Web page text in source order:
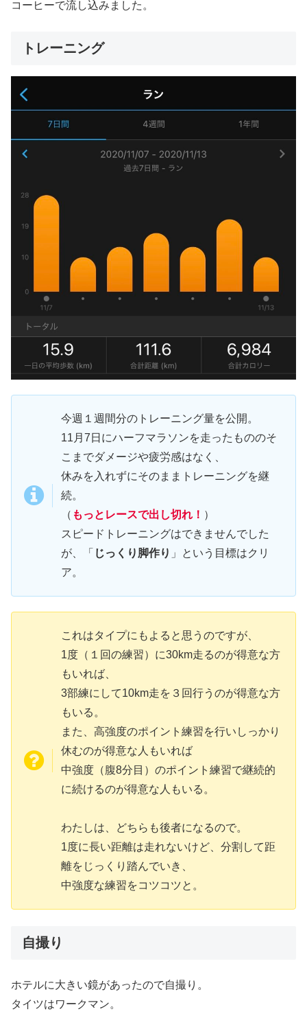
コーヒーで流し込みました。
トレーニング
今週１週間分のトレーニング量を公開。
11月7日にハーフマラソンを走ったもののそ
こまでダメージや疲労感はなく、
休みを入れずにそのままトレーニングを継
続。
（ もっとレースで出し切れ！ ）
スピードトレーニングはできませんでした
が、「 じっくり脚作り 」という目標はクリ
ア。
これはタイプにもよると思うのですが、
1度（１回の練習）に30km走るのが得意な方
もいれば、
3部練にして10km走を３回行うのが得意な方
もいる。
また、高強度のポイント練習を行いしっかり
休むのが得意な人もいれば
中強度（腹8分目）のポイント練習で継続的
に続けるのが得意な人もいる。
わたしは、どちらも後者になるので。
1度に長い距離は走れないけど、分割して距
離をじっくり踏んでいき、
中強度な練習をコツコツと。
自撮り
ホテルに大きい鏡があったので自撮り。
タイツはワークマン。